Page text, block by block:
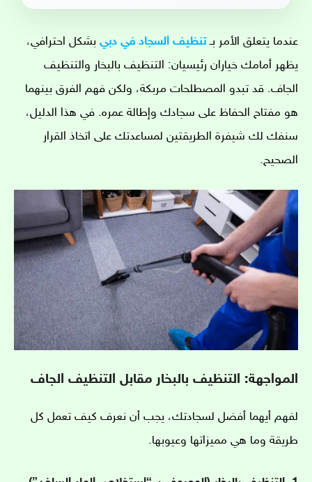
عندما يتعلق الأمر بـتنظيف السجاد في دبي بشكل احترافي،
يظهر أمامك خياران رئيسيان: التنظيف بالبخار والتنظيف
الجاف. قد تبدو المصطلحات مربكة، ولكن فهم الفرق بينهما
هو مفتاح الحفاظ على سجادك وإطالة عمره. في هذا الدليل،
سنفك لك شيفرة الطريقتين لمساعدتك على اتخاذ القرار
الصحيح.
المواجهة: التنظيف بالبخار مقابل التنظيف الجاف
لفهم أيهما أفضل لسجادتك، يجب أن نعرف كيف تعمل كل
طريقة وما هي مميزاتها وعيوبها.